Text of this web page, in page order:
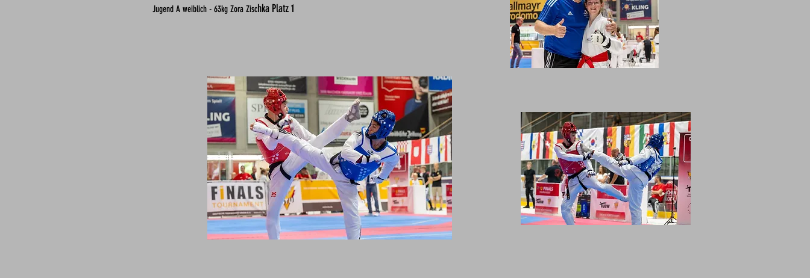
Jugend A weiblich - 63kg Zora Zischka Platz 1